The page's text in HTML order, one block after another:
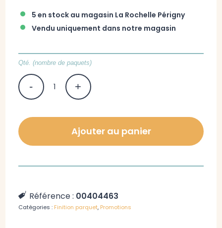
• 5 en stock au magasin La Rochelle Périgny
• Vendu uniquement dans notre magasin
Qté. (nombre de paquets)
Ajouter au panier
Référence : 00404463
Catégories : Finition parquet, Promotions